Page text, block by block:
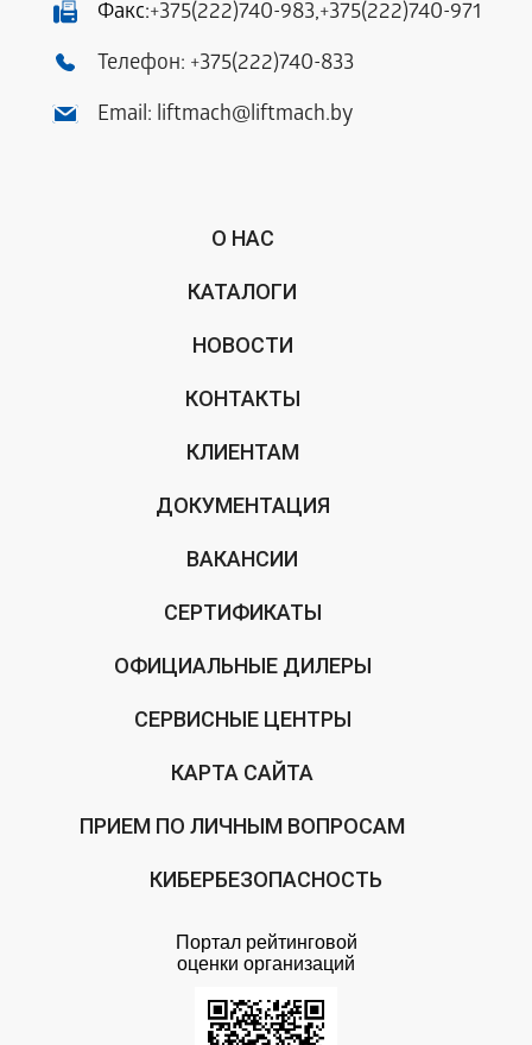
Факс:+375(222)740-983,+375(222)740-971
Телефон: +375(222)740-833
Email: liftmach@liftmach.by
О НАС
КАТАЛОГИ
НОВОСТИ
КОНТАКТЫ
КЛИЕНТАМ
ДОКУМЕНТАЦИЯ
ВАКАНСИИ
СЕРТИФИКАТЫ
ОФИЦИАЛЬНЫЕ ДИЛЕРЫ
СЕРВИСНЫЕ ЦЕНТРЫ
КАРТА САЙТА
ПРИЕМ ПО ЛИЧНЫМ ВОПРОСАМ
КИБЕРБЕЗОПАСНОСТЬ
Портал рейтинговой
оценки организаций